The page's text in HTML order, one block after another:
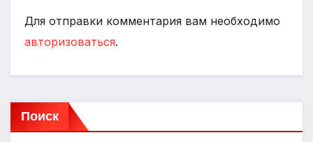
Для отправки комментария вам необходимо
авторизоваться.
Поиск